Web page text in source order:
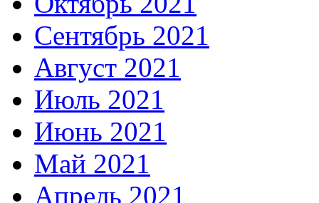
Сентябрь 2021
Август 2021
Июль 2021
Июнь 2021
Май 2021
Апрель 2021